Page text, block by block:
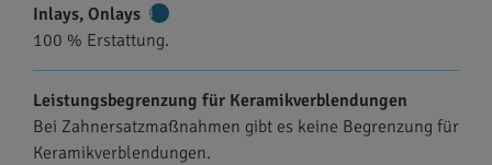
Inlays, Onlays
Informationen
100 % Erstattung.
Leistungsbegrenzung für Keramikverblendungen
Bei Zahnersatzmaßnahmen gibt es keine Begrenzung für
Keramikverblendungen.